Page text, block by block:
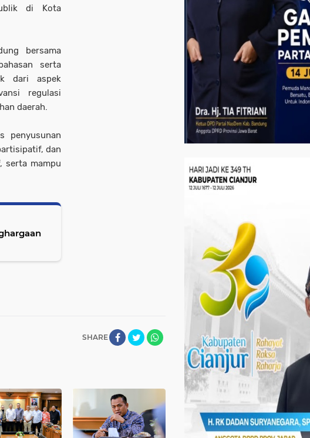
di Kota
bersama
serta
dari aspek
regulasi
daerah.
penyusunan
dan
serta mampu
SHARE